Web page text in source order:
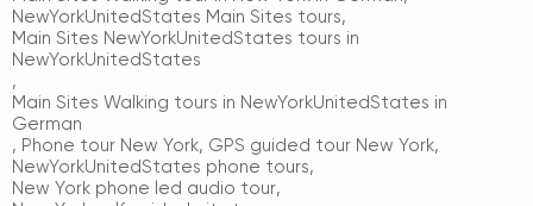
NewYorkUnitedStates Main Sites tours,
Main Sites NewYorkUnitedStates tours in
NewYorkUnitedStates
,
Main Sites Walking tours in NewYorkUnitedStates in
German
, Phone tour New York, GPS guided tour New York,
NewYorkUnitedStates phone tours,
New York phone led audio tour,